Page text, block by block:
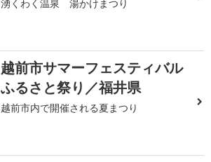
湧くわく温泉 湯かけまつり
越前市サマーフェスティバル
ふるさと祭り／福井県
越前市内で開催される夏まつり